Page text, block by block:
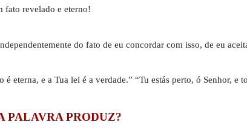
fato revelado e eterno!
do fato de eu concordar com isso, de eu
é eterna, e a Tua lei é a verdade.” “Tu estás perto, ó Senhor, e
PALAVRA PRODUZ?